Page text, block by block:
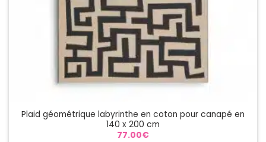
Plaid géométrique labyrinthe en coton pour canapé en
140 x 200 cm
77.00€